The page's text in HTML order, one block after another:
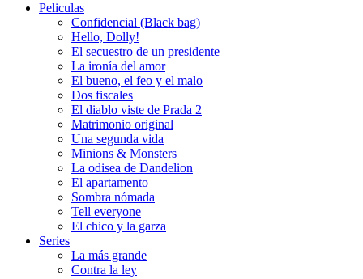
Peliculas
Confidencial (Black bag)
Hello, Dolly!
El secuestro de un presidente
La ironía del amor
El bueno, el feo y el malo
Dos fiscales
El diablo viste de Prada 2
Matrimonio original
Una segunda vida
Minions & Monsters
La odisea de Dandelion
El apartamento
Sombra nómada
Tell everyone
El chico y la garza
Series
La más grande
Contra la ley